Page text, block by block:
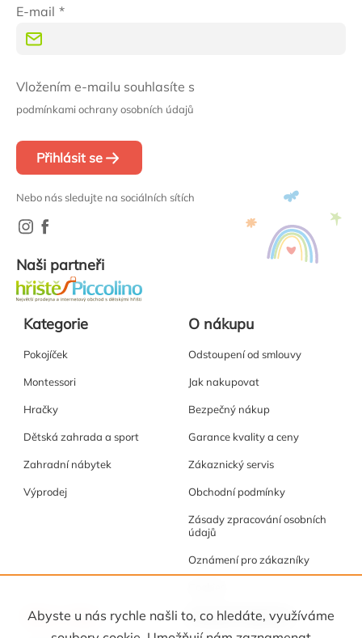
Abyste u nás rychle našli to, co hledáte, využíváme
E-mail
Vložením e-mailu souhlasíte s
podmínkami ochrany osobních údajů
Přihlásit se
Nebo nás sledujte na sociálních sítích
Naši partneři
Kategorie
Pokojíček
Montessori
Hračky
Dětská zahrada a sport
Zahradní nábytek
Výprodej
O nákupu
Odstoupení od smlouvy
Jak nakupovat
Bezpečný nákup
Garance kvality a ceny
Zákaznický servis
Obchodní podmínky
Zásady zpracování osobních
údajů
Oznámení pro zákazníky
Akce a tipy Osobní kabinet